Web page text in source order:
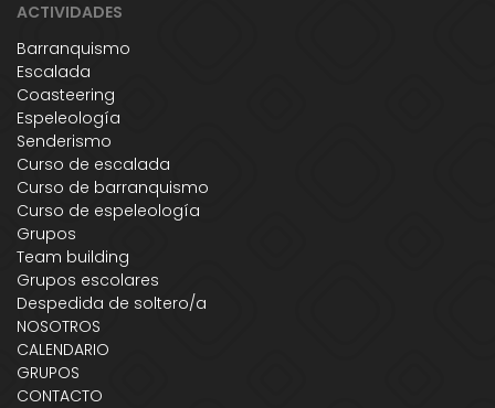
ACTIVIDADES
Barranquismo
Escalada
Coasteering
Espeleología
Senderismo
Curso de escalada
Curso de barranquismo
Curso de espeleología
Grupos
Team building
Grupos escolares
Despedida de soltero/a
NOSOTROS
CALENDARIO
GRUPOS
CONTACTO